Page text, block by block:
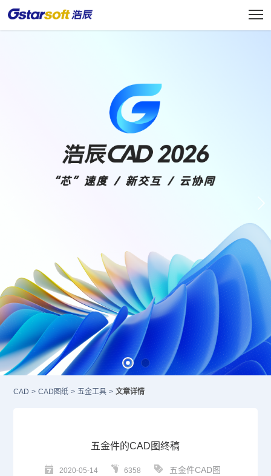
CAD > CAD图纸 > 五金工具 > 文章详情
五金件的CAD图终稿
2020-05-14 6358 五金件CAD图